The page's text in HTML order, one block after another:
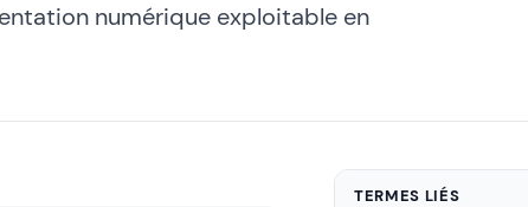
numérique exploitable en
TERMES LIÉS